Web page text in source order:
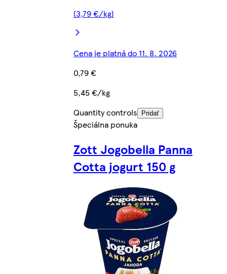
(3,79 €/kg)
Cena je platná do 11. 8. 2026
0,79 €
5,45 €/kg
Quantity controls
Pridať
Špeciálna ponuka
Zott Jogobella Panna
Cotta jogurt 150 g